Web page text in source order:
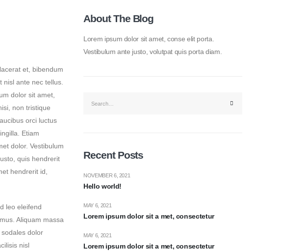
et, bibendum
ante nec tellus.
dolor sit amet,
non tristique
orci luctus
Etiam
dolor. Vestibulum
quis hendrerit
hendrerit id,
leo eleifend
Aliquam massa
dolor
nisl
About The Blog
Lorem ipsum dolor sit amet, conse elit porta.
Vestibulum ante justo, volutpat quis porta diam.
Recent Posts
Hello world!
NOVEMBER 6, 2021
Lorem ipsum dolor sit a met, consectetur
MAY 6, 2021
Lorem ipsum dolor sit a met, consectetur
MAY 6, 2021